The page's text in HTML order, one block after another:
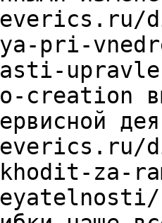
pri-
creation
za-